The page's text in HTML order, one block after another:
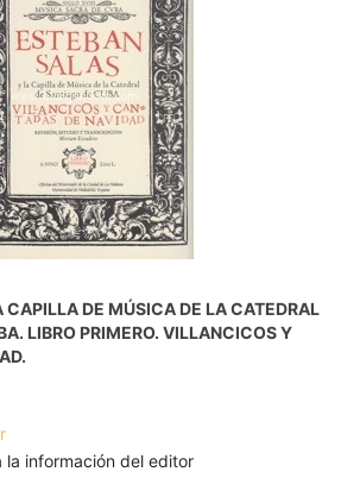
CAPILLA DE MÚSICA DE LA CATEDRAL
LIBRO PRIMERO. VILLANCICOS Y
la información del editor